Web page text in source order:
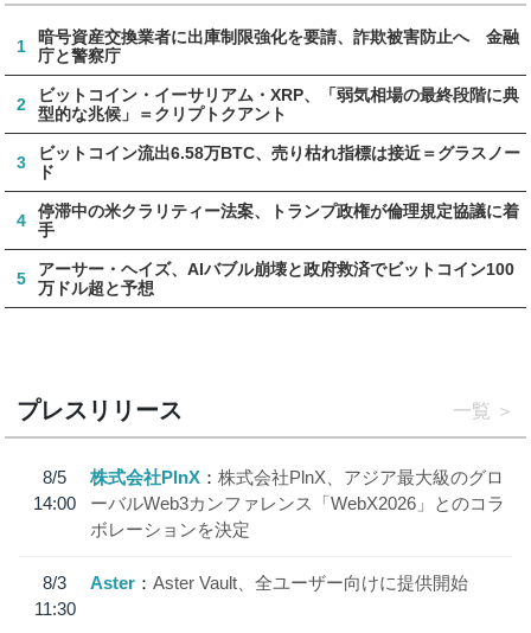
1
暗号資産交換業者に出庫制限強化を要請、詐欺被害防止へ 金融
庁と警察庁
2
ビットコイン・イーサリアム・XRP、「弱気相場の最終段階に典
型的な兆候」＝クリプトクアント
3
ビットコイン流出6.58万BTC、売り枯れ指標は接近＝グラスノー
ド
4
停滞中の米クラリティー法案、トランプ政権が倫理規定協議に着
手
5
アーサー・ヘイズ、AIバブル崩壊と政府救済でビットコイン100
万ドル超と予想
プレスリリース 一覧
8/5
14:00
株式会社PlnX
株式会社PlnX、アジア最大級のグロ
ーバルWeb3カンファレンス「WebX2026」とのコラ
ボレーションを決定
8/3
11:30
Aster Aster Vault、全ユーザー向けに提供開始